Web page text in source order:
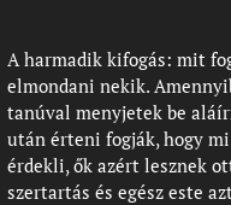
A harmadik kifogás: mit
elmondani nekik.
tanúval menyjetek be
után érteni fogják, hogy
érdekli, ők azért lesznek
szertartás és egész este